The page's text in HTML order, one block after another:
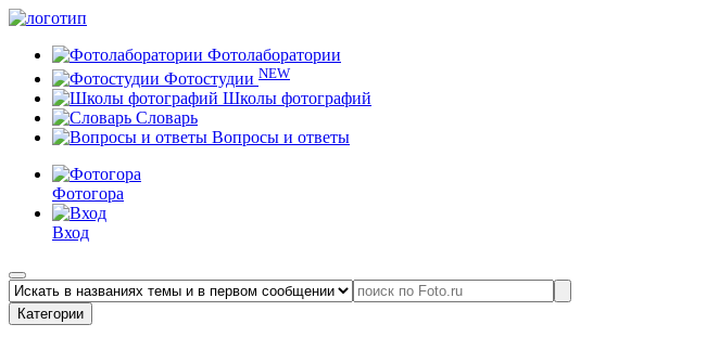
Фотолаборатории
Фотостудии NEW
Школы фотографий
Словарь
Вопросы и ответы
Фотогора
Вход
Категории